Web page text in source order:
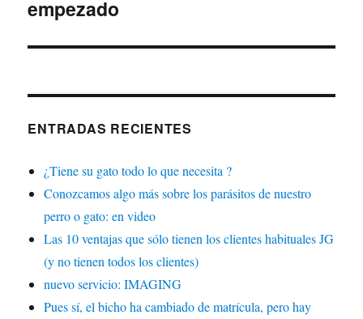
siguiente:
empezado
ENTRADAS RECIENTES
¿Tiene su gato todo lo que necesita ?
Conozcamos algo más sobre los parásitos de nuestro
perro o gato: en video
Las 10 ventajas que sólo tienen los clientes habituales JG
(y no tienen todos los clientes)
nuevo servicio: IMAGING
Pues sí, el bicho ha cambiado de matrícula, pero hay